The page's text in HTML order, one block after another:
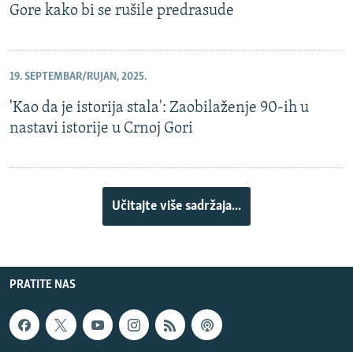
Gore kako bi se rušile predrasude
19. SEPTEMBAR/RUJAN, 2025.
'Kao da je istorija stala': Zaobilaženje 90-ih u
nastavi istorije u Crnoj Gori
Učitajte više sadržaja...
PRATITE NAS